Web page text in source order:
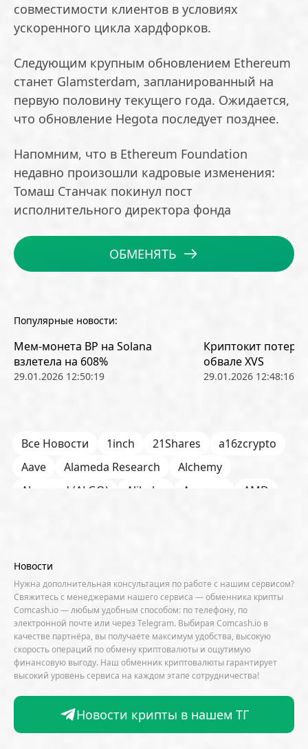
совместимости клиентов в условиях
ускоренного цикла хардфорков.
Следующим крупным обновлением Ethereum
станет Glamsterdam, запланированный на
первую половину текущего года. Ожидается,
что обновление Hegota последует позднее.
Напомним, что в Ethereum Foundation
недавно произошли кадровые изменения:
Томаш Станчак покинул пост
исполнительного директора фонда
ОБМЕНЯТЬ
Популярные новости:
Мем-монета BP на Solana
взлетела на 608%
29.01.2026 12:50:19
Криптокит
обвале XVS
29.01.2026 12:48:16
Все Новости 1inch 21Shares
a16zcrypto
Aave
Alameda Research
Alchemy
Algorand (ALGO)
Alibaba Amazon
AMD
Aster
Binance
BIS Bitcoin Core
Bitcoin Pizza Day
Bitfarms
Bitfinex Bitget
Bithumb
BitMEX
BitOK Bitwise BlackRock
Block
Bloomberg
BNB Chain
BNP Paribas
Börse Stuttgart
BTCFi Bullish
Bybit
Chainalysis
Chainlink (LINK)
Новости
Нужна дополнительная консультация по работе с нашим сервисом?
Свяжитесь с менеджерами нашего сервиса — обменника крипты
Comcash.io — любым удобным способом: по телефону, по
электронной почте или через Telegram. Выбирая Comcash.io в
качестве партнёра, вы получаете максимум удобства, высокую
скорость операций по обмену криптовалюты и ощутимую
финансовую выгоду. Наш обменник криптовалюты гарантирует
высокий уровень сервиса на каждом этапе сотрудничества!
Новости крипты в нашем ТГ